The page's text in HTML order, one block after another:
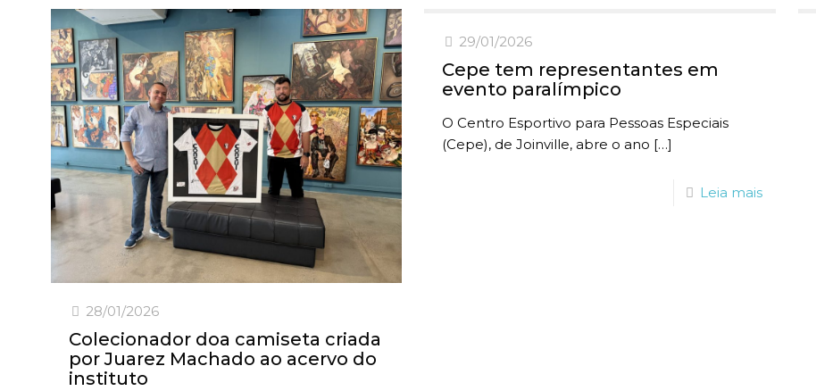
28/01/2026
Colecionador doa camiseta criada
por Juarez Machado ao acervo do
instituto
29/01/2026
Cepe tem representantes em
evento paralímpico
O Centro Esportivo para Pessoas Especiais
(Cepe), de Joinville, abre o ano […]
Leia mais